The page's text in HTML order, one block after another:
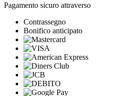
Pagamento sicuro attraverso
Contrassegno
Bonifico anticipato